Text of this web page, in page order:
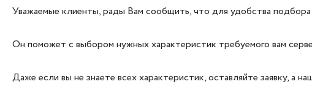
Уважаемые клиенты, рады Вам сообщить, что для удобства
Он поможет с выбором нужных характеристик требуемого вам
Даже если вы не знаете всех характеристик, оставляйте заявку, а